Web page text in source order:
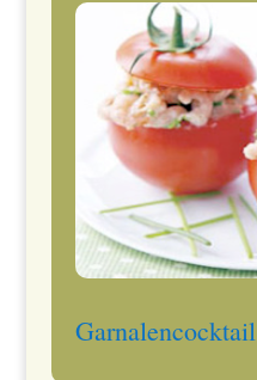
Garnalencocktail